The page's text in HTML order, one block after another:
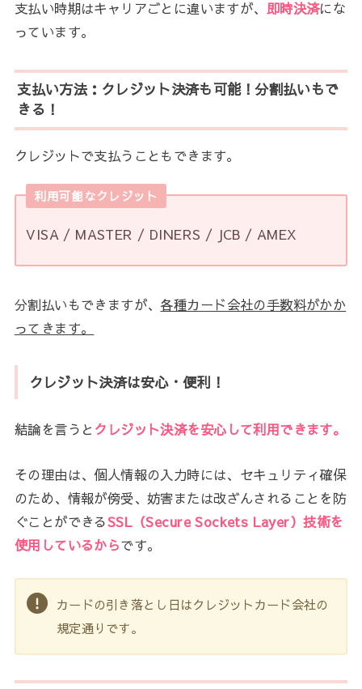
支払い時期はキャリアごとに違いますが、 即時決済にな
っています。
支払い方法：クレジット決済も可能！分割払いもで
きる！
クレジットで支払うこともできます。
利用可能なクレジット
VISA / MASTER / DINERS / JCB / AMEX
分割払いもできますが、 各種カード会社の手数料がかか
ってきます。
クレジット決済は安心・便利！
結論を言うと クレジット決済を安心して利用できます。
その理由は、個人情報の入力時には、セキュリティ確保
のため、情報が傍受、妨害または改ざんされることを防
ぐことができるSSL（Secure Sockets Layer）技術を
使用しているからです。
カードの引き落とし日はクレジットカード会社の
規定通りです。